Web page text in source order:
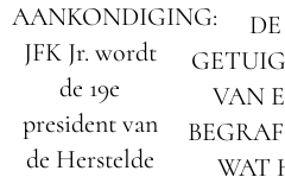
AANKONDIGING:
JFK Jr. wordt
de 19e
president van
de Herstelde
DE
VAN
WAT